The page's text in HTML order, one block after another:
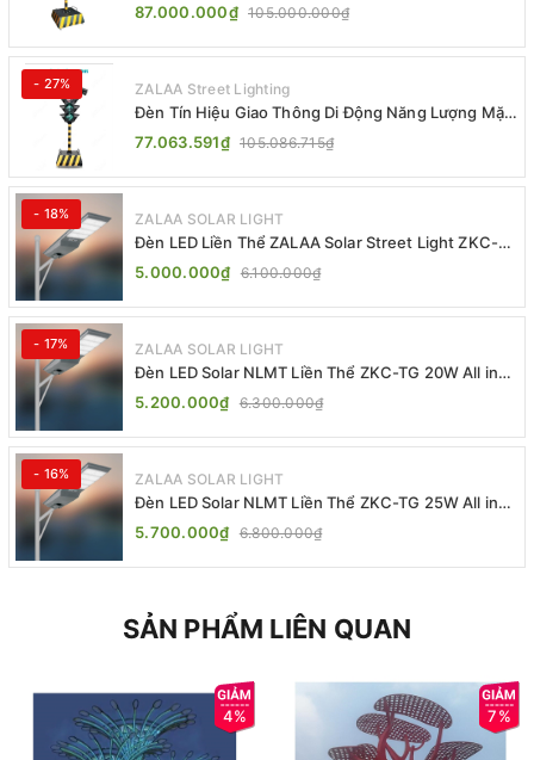
Trời ZALAA ZL-300A-D
87.000.000₫ 105.000.000₫
- 27% ZALAA Street Lighting
Đèn Tín Hiệu Giao Thông Di Động Năng Lượng Mặt
Trời ZALAA ZL-409300C
77.063.591₫ 105.086.715₫
- 18% ZALAA SOLAR LIGHT
Đèn LED Liền Thể ZALAA Solar Street Light ZKC-
TG 20W 25W 30W All In One
5.000.000₫ 6.100.000₫
- 17% ZALAA SOLAR LIGHT
Đèn LED Solar NLMT Liền Thể ZKC-TG 20W All in
One | ZALAA Street Light
5.200.000₫ 6.300.000₫
- 16% ZALAA SOLAR LIGHT
Đèn LED Solar NLMT Liền Thể ZKC-TG 25W All in
One | ZALAA Street Light
5.700.000₫ 6.800.000₫
SẢN PHẨM LIÊN QUAN
4% 7%